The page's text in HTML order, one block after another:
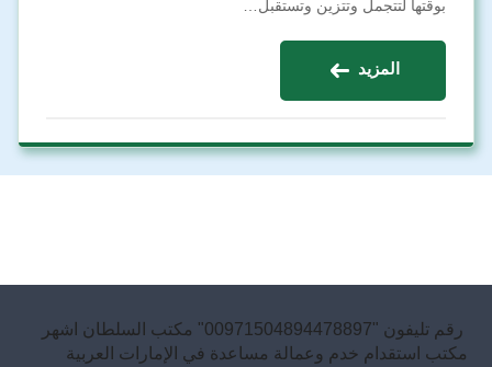
بوقتها لتتجمل وتتزين وتستقبل…
المزيد
رقم تليفون "00971504894478897" مكتب السلطان اشهر
مكتب استقدام خدم وعمالة مساعدة في الإمارات العربية